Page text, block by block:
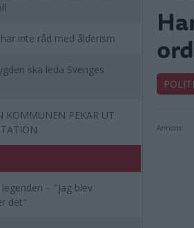
inte råd med ålderism
ska leda Sveriges
KOMMUNEN PEKAR UT
– "Jag blev
det"
Annons: